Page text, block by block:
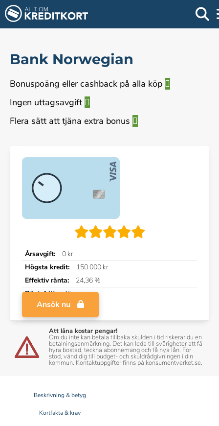
Bank Norwegian
Bonuspoäng eller cashback på alla köp
Ingen uttagsavgift
Flera sätt att tjäna extra bonus
Årsavgift:
0 kr
Högsta kredit:
150 000 kr
Effektiv ränta:
24,36 %
Räntefritt:
45 dagar
Ansök nu
Att låna kostar pengar!
Om du inte kan betala tillbaka skulden i tid riskerar du en
betalningsanmärkning. Det kan leda till svårigheter att få
hyra bostad, teckna abonnemang och få nya lån. För
stöd, vänd dig till budget- och skuldrådgivningen i din
kommun. Kontaktuppgifter finns på konsumentverket.se.
Beskrivning & betyg
Kortfakta & krav